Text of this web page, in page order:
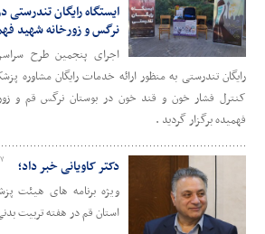
ایستگاه رایگان تندرستی
نرگس و زورخانه شهید
اجرای پنجمین طرح
رایگان تندرستی به منظور ارائه خدمات رایگان مشاوره
کنترل فشار خون و قند خون در بوستان نرگس قم و
فهمیده برگزار گردید .
دکتر کاویانی خبر داد؛
ویژه برنامه های هیئت
استان قم در هفته تربیت